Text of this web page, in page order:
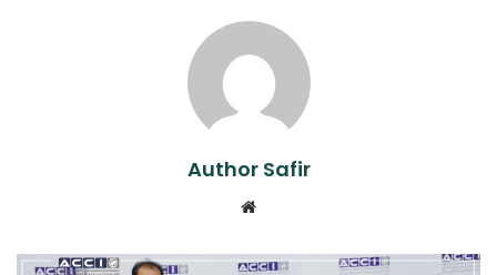
Author Safir